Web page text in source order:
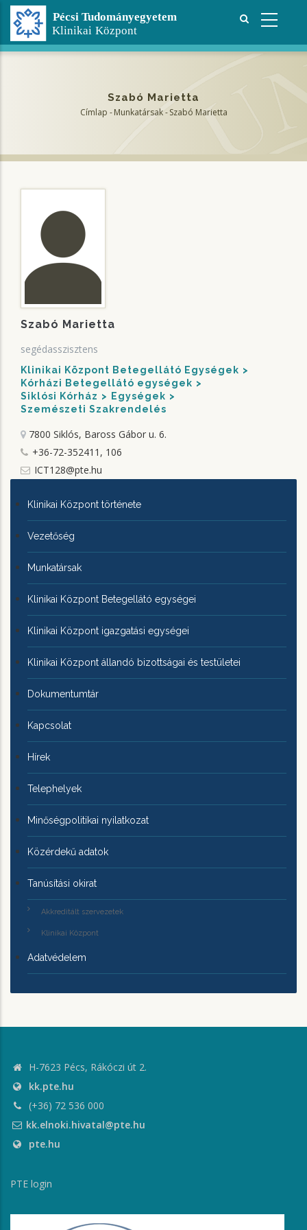
Ugrás
tartalomra
Szabó Marietta
Címlap - Munkatársak - Szabó Marietta
Szabó Marietta
segédasszisztens
Klinikai Központ Betegellátó Egységek
Kórházi Betegellátó egységek
Siklósi Kórház
Egységek
Szemészeti Szakrendelés
7800 Siklós, Baross Gábor u. 6.
+36-72-352411, 106
ICT128@pte.hu
KLINIKAI
KÖZPONTRÓL
Klinikai Központ története
Vezetőség
Munkatársak
Klinikai Központ Betegellátó egységei
Klinikai Központ igazgatási egységei
Klinikai Központ állandó bizottságai és testületei
Dokumentumtár
Kapcsolat
Hírek
Telephelyek
Minőségpolitikai nyilatkozat
Közérdekű adatok
Tanúsítási okirat
Akkreditált szervezetek
Klinikai Központ
Adatvédelem
H-7623 Pécs, Rákóczi út 2.
kk.pte.hu
(+36) 72 536 000
kk.elnoki.hivatal@pte.hu
pte.hu
PTE login